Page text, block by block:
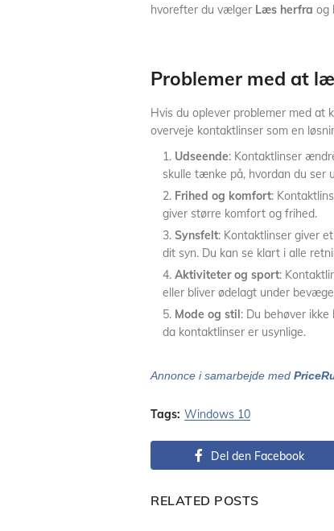
hvorefter du vælger Læs herfra og
Problemer med at
Hvis du oplever problemer med at
overveje kontaktlinser som en
Udseende: Kontaktlinser
skulle tænke på, hvordan du ser
Frihed og komfort:
giver større komfort og frihed.
Synsfelt: Kontaktlinser giver
dit syn. Du kan se klart i alle
Aktiviteter og sport:
eller bliver ødelagt under
Mode og stil: Du behøver
da kontaktlinser er usynlige.
Annonce i samarbejde med
Tags: Windows 10
Del den Facebook
RELATED POSTS